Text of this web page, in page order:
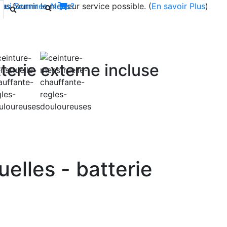
fournir le meilleur service possible. (En savoir Plus)
Qui Sommes-Nous?
externe incluse
- batterie